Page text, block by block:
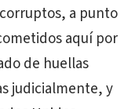
a punto
aquí por
de huellas
judicialmente, y